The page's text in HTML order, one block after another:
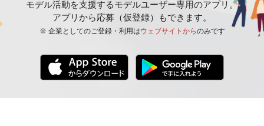
モデル活動を支援するモデルユーザー専用のアプリ。
アプリから応募（仮登録）もできます。
※ 企業としてのご登録・利用はウェブサイトからのみです